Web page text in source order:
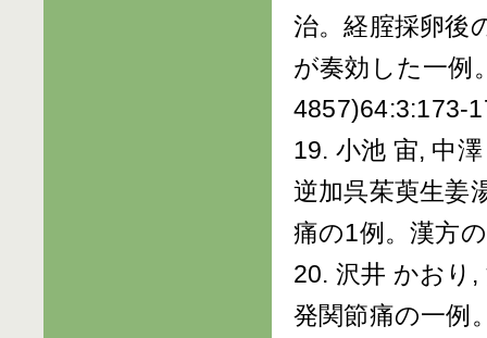
治。経腟採卵後
が奏効した一
4857)64:3:173-
19. 小池 宙, 中
逆加呉茱萸生姜
痛の1例。漢方
20. 沢井 かおり
発関節痛の一例